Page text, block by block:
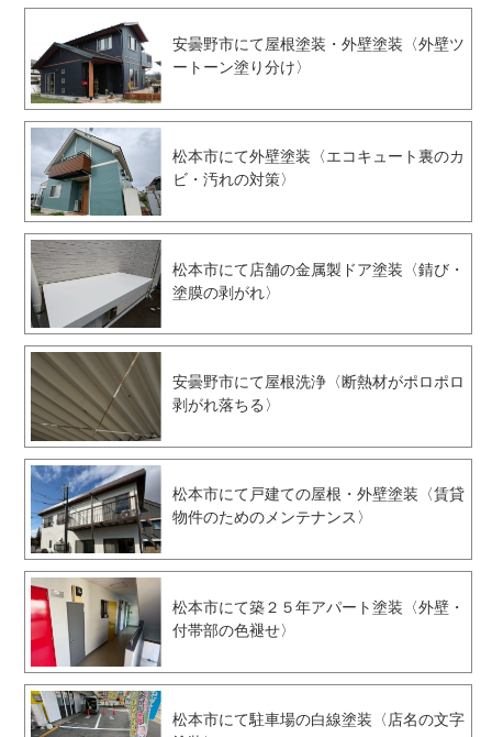
安曇野市にて屋根塗装・外壁塗装〈外壁ツ
ートーン塗り分け〉
松本市にて外壁塗装〈エコキュート裏のカ
ビ・汚れの対策〉
松本市にて店舗の金属製ドア塗装〈錆び・
塗膜の剥がれ〉
安曇野市にて屋根洗浄〈断熱材がポロポロ
剥がれ落ちる〉
松本市にて戸建ての屋根・外壁塗装〈賃貸
物件のためのメンテナンス〉
松本市にて築２５年アパート塗装〈外壁・
付帯部の色褪せ〉
松本市にて駐車場の白線塗装〈店名の文字